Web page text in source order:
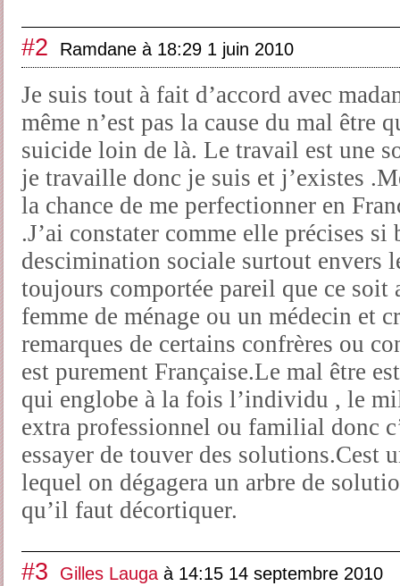
#2 Ramdane à 18:29 1 juin 2010
Je suis tout à fait d’accord avec
même n’est pas la cause du mal être
suicide loin de là. Le travail est une
je travaille donc je suis et j’existes
la chance de me perfectionner en
.J’ai constater comme elle précises
descimination sociale surtout envers
toujours comportée pareil que ce soit
femme de ménage ou un médecin et
remarques de certains confrères ou
est purement Française.Le mal être
qui englobe à la fois l’individu , le
extra professionnel ou familial donc
essayer de touver des solutions.Cest
lequel on dégagera un arbre de
qu’il faut décortiquer.
#3 Gilles Lauga à 14:15 14 septembre 2010